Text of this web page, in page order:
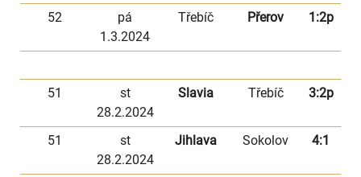
52
pá
1.3.2024
Třebíč Přerov 1:2p
51
st
28.2.2024
Slavia Třebíč 3:2p
51
st
28.2.2024
Jihlava Sokolov 4:1